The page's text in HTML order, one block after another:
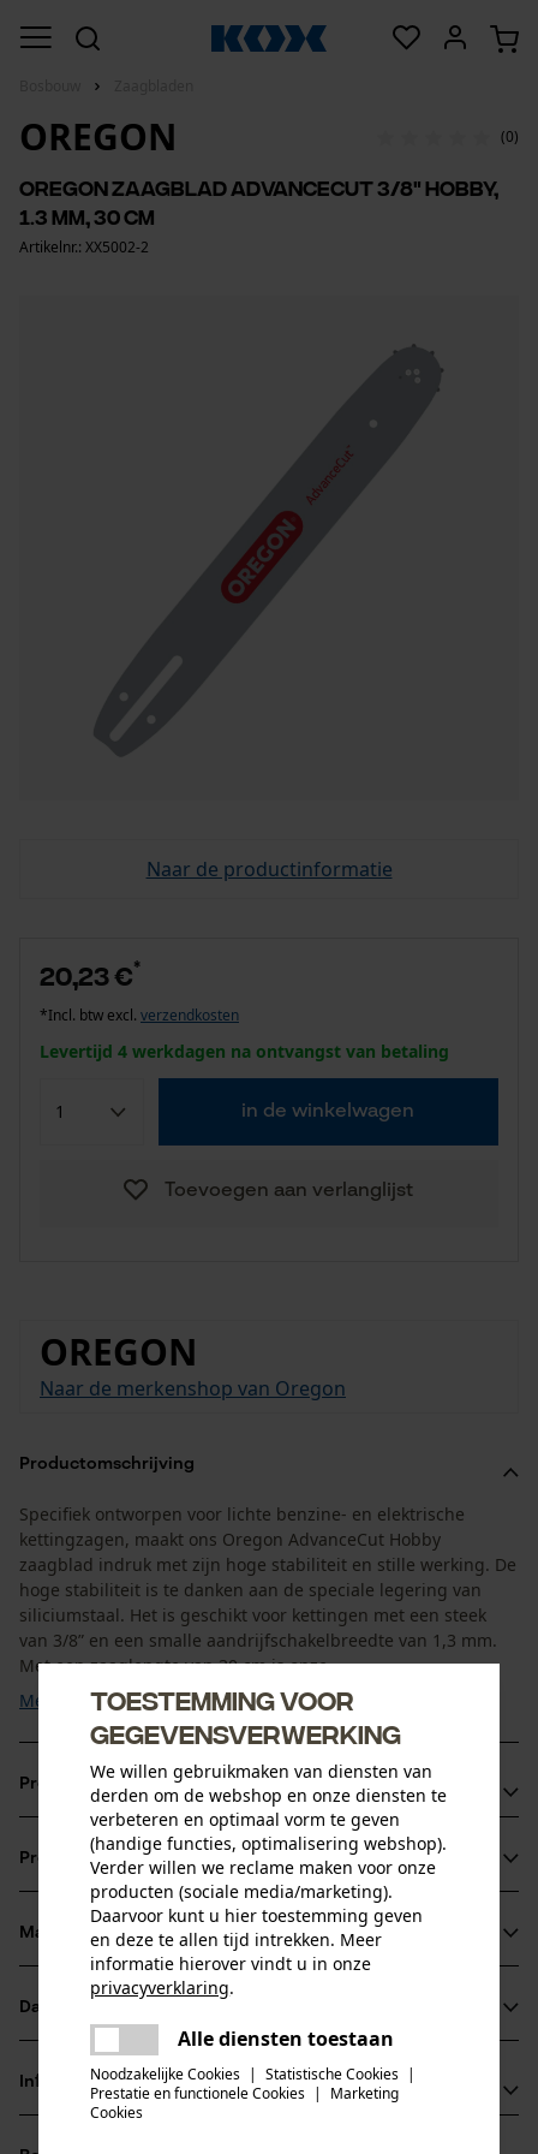
OREGON (0)
Oregon zaagblad Advancecut 3/8" Hobby,
1.3 mm, 30 cm
Artikelnr.: XX5002-2
Naar de productinformatie
20,23 €*
*Incl. btw excl. verzendkosten
Levertijd 4 werkdagen na ontvangst van betaling
in de winkelwagen
Toevoegen aan verlanglijst
OREGON
Naar de merkenshop van Oregon
Productomschrijving
Specifiek ontworpen voor lichte benzine- en elektrische
kettingzagen, maakt ons Oregon AdvanceCut Hobby
zaagblad indruk met zijn hoge stabiliteit en stille werking. De
hoge stabiliteit is te danken aan de speciale legering van
siliciumstaal. Het is geschikt voor kettingen met een steek
van 3/8” en een smalle aandrijfschakelbreedte van 1,3 mm.
Met een zaaglengte van 30 cm is onze ...
Meer tonen
Productvoordelen
Voor betere zaagprestaties en een langere levensduur van
zaagblad en ketting dankzij een barrière die het
smeermiddel daar houdt waar het nodig is
Ideaal voor landschapsverzorging en terreinonderhoud,
kwekerijen, boeren, brandhout,
bouw/sloopwerkzaamheden, openbare werken en
brandbestrijding
Multi-studded, small radius tip helpt terugslagenergie te
verminderen
Productinformatie
Productdetails
Activiteitstype
Leeftijdsgroep
Materiaal & onderhoud
Materiaal
Hoofdmateriaal
Datasheets
Gegevensblad fabrikant (PDF)
Informatie van de fabrikant
Toestemming voor
gegevensverwerking
We willen gebruikmaken van diensten van
derden om de webshop en onze diensten te
verbeteren en optimaal vorm te geven
(handige functies, optimalisering webshop).
Verder willen we reclame maken voor onze
producten (sociale media/marketing).
Daarvoor kunt u hier toestemming geven
en deze te allen tijd intrekken. Meer
informatie hierover vindt u in onze
privacyverklaring.
Alle diensten toestaan
Noodzakelijke Cookies | Statistische Cookies |
Prestatie en functionele Cookies |
Marketing
Cookies
Er is een fout opgetreden. Gelieve
het opnieuw te proberen.
delen
mail